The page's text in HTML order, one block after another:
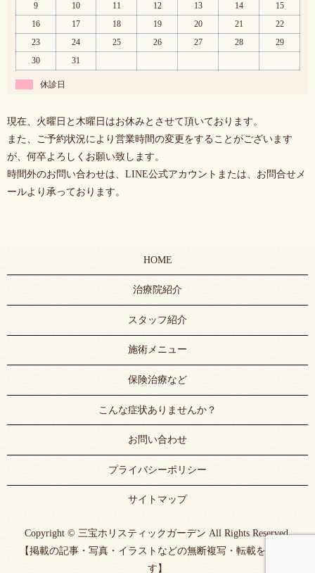
9
10 11 12 13 14
15
16
17 18 19 20 21
22
23
24 25 26 27 28
29
30
31
休診日
現在、火曜日と木曜日はお休みとさせて頂いております。
また、ご予約状況により営業時間の変更をすることがございます
が、何卒よろしくお願い致します。
時間外のお問い合わせは、LINE公式アカウントまたは、お問合せメ
ールより承っております。
HOME
治療院紹介
スタッフ紹介
施術メニュー
保険治療など
こんな症状ありませんか？
お問い合わせ
プライバシーポリシー
サイトマップ
Copyright © 三宝ホリスティックガーデン All Rights Reserved.
【掲載の記事・写真・イラストなどの無断複写・転載を禁じま
す】